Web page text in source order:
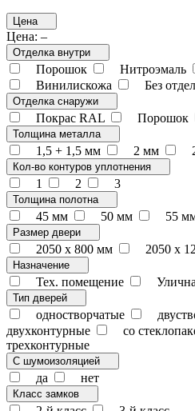
Цена
Цена: –
Отделка внутри
Порошок Нитроэмаль
Винилискожа
Без
Отделка снаружи
Покрас RAL Порошок
Толщина металла
1,5 + 1,5 мм 2 мм
Кол-во контуров уплотнения
1 2 3
Толщина полотна
45 мм 50 мм 55
Размер двери
2050 x 800 мм 2050 x
Назначение
Тех. помещение
Тип дверей
одностворчатые
двухконтурные
со
трехконтурные
С шумоизоляцией
да нет
Класс замков